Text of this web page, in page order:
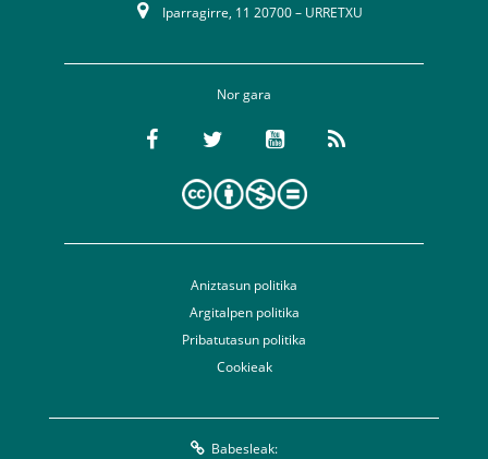
Iparragirre, 11 20700 – URRETXU
Nor gara
Aniztasun politika
Argitalpen politika
Pribatutasun politika
Cookieak
Babesleak: